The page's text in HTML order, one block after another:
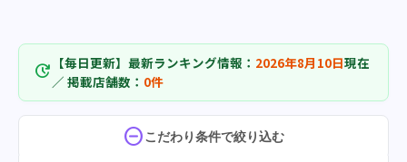
update 【毎日更新】最新ランキング情報： 2026年8月10日現在
／ 掲載店舗数： 0件
do_not_disturb_onこだわり条件で絞り込む